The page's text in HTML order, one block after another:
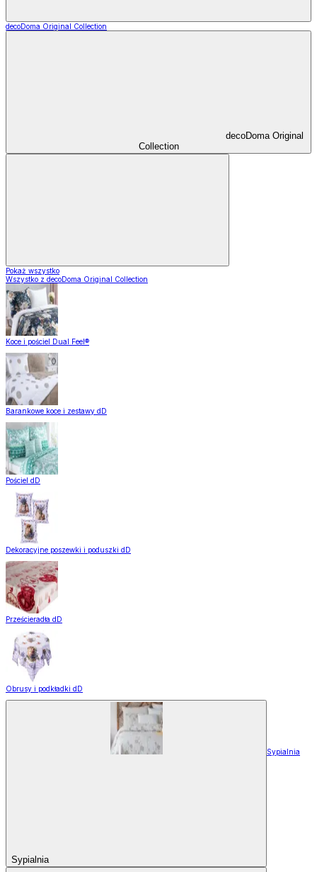
decoDoma Original Collection
decoDoma Original
Collection
Pokaż wszystko
Wszystko z decoDoma Original Collection
Koce i pościel Dual Feel®
Barankowe koce i zestawy dD
Pościel dD
Dekoracyjne poszewki i poduszki dD
Prześcieradła dD
Obrusy i podkładki dD
Sypialnia
Sypialnia